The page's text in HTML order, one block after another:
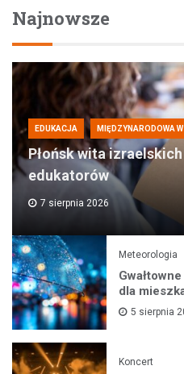
Najnowsze
EDUKACJA MIĘDZYNARODOWA
Płońsk wita
edukatorów
7 sierpnia 2026
Meteorologia
dla
5 sierpnia
Koncert